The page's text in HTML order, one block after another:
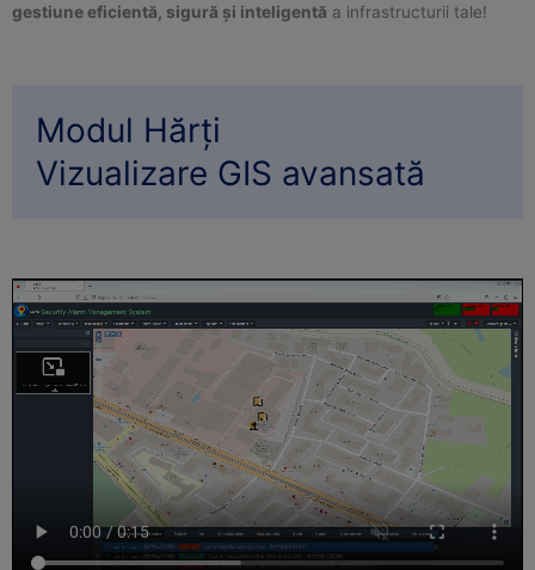
gestiune eficientă, sigură și inteligentă a infrastructurii tale!
Modul Hărți
Vizualizare GIS avansată